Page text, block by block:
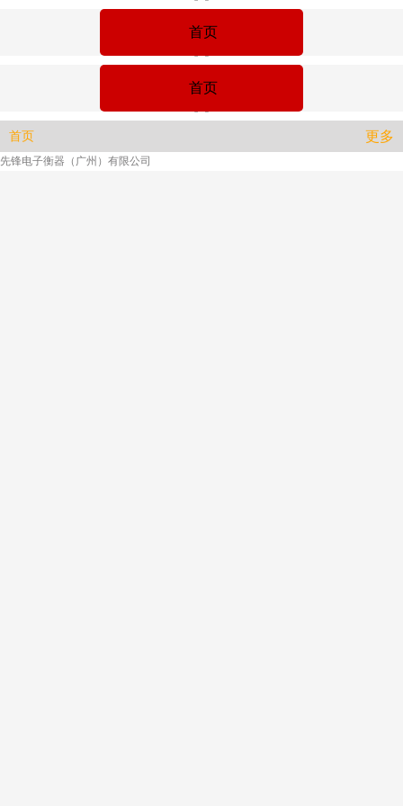
首页
首页
首页 更多
先锋电子衡器（广州）有限公司